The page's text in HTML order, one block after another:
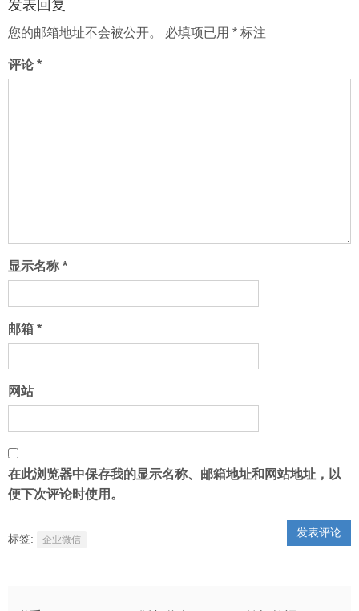
标签: 企业微信
发表回复
您的邮箱地址不会被公开。 必填项已用 * 标注
评论*
显示名称 *
邮箱 *
网站
在此浏览器中保存我的显示名称、邮箱地址和网站地址，以
便下次评论时使用。